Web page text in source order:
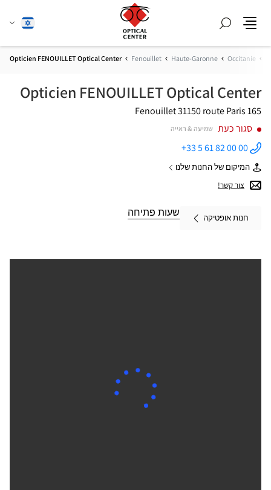
חפש
שנהעברית
Occitanie
Haute-Garonne
Fenouillet
Opticien FENOUILLET Optical Center
Opticien FENOUILLET Optical Center
165 route Paris
31150 Fenouillet
סגור כעת שמיעה & ראייה
התקשר
לחנות
Opticien
FENOUILLET
Optical
+33 5 61 82 00 00
המיקום של החנות שלנו של
Opticien
FENOUILLET
צור קשר!
חנות אופטיקה
שעות פתיחה